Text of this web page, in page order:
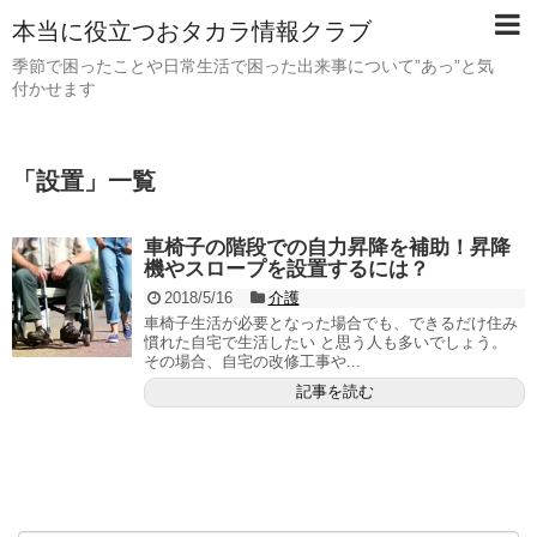
本当に役立つおタカラ情報クラブ
季節で困ったことや日常生活で困った出来事について”あっ”と気
付かせます
「 設置 」 一覧
車椅子の階段での自力昇降を補助！昇降
機やスロープを設置するには？
2018/5/16
介護
車椅子生活が必要となった場合でも、できるだけ住み
慣れた自宅で生活したい と思う人も多いでしょう。
その場合、自宅の改修工事や...
記事を読む